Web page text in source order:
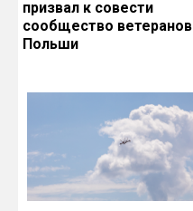
призвал к совести
сообщество ветеранов
Польши